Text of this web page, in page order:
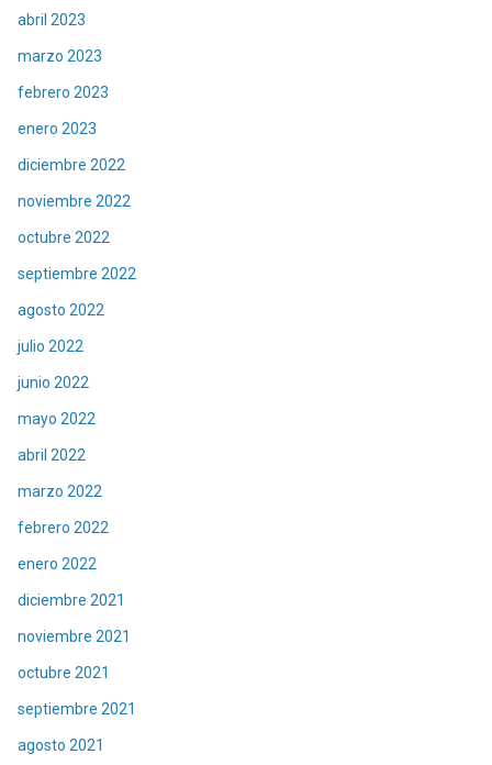
abril 2023
marzo 2023
febrero 2023
enero 2023
diciembre 2022
noviembre 2022
octubre 2022
septiembre 2022
agosto 2022
julio 2022
junio 2022
mayo 2022
abril 2022
marzo 2022
febrero 2022
enero 2022
diciembre 2021
noviembre 2021
octubre 2021
septiembre 2021
agosto 2021